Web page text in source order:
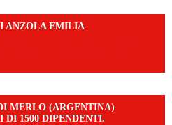
ANZOLA EMILIA
MERLO (ARGENTINA)
1500 DIPENDENTI.